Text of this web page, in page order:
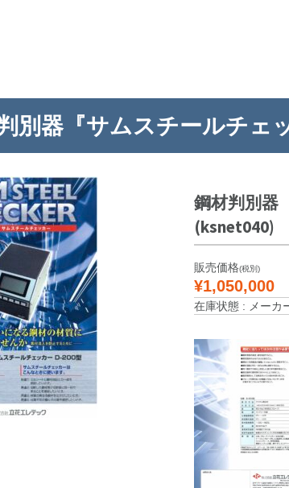
別器『サムスチールチェ
鋼材判別器
(ksnet040)
販売価格(税別)
¥1,050,000
在庫状態 : メーカ